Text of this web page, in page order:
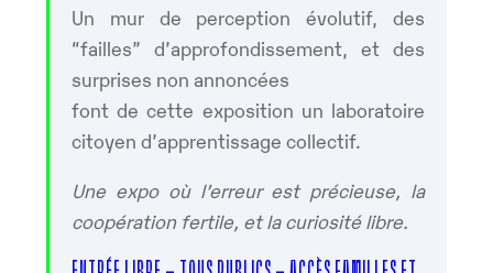
Un mur de perception évolutif, des
“failles” d’approfondissement, et des
surprises non annoncées
font de cette exposition un laboratoire
citoyen d’apprentissage collectif.
Une expo où l’erreur est précieuse, la
coopération fertile, et la curiosité libre.